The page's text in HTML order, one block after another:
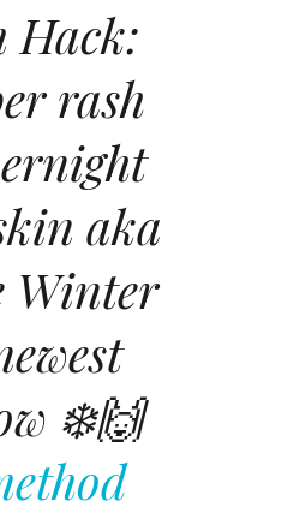
Hack:
rash
aka
Winter
❄️🙌